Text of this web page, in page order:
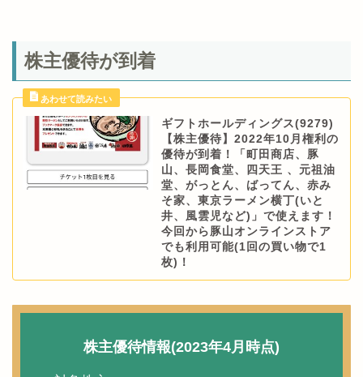
株主優待が到着
ギフトホールディングス(9279)
【株主優待】2022年10月権利の
優待が到着！「町田商店、豚
山、長岡食堂、四天王 、元祖油
堂、がっとん、ばってん、赤み
そ家、東京ラーメン横丁(いと
井、風雲児など)」で使えます！
今回から豚山オンラインストア
でも利用可能(1回の買い物で1
枚)！
株主優待情報(2023年4月時点)